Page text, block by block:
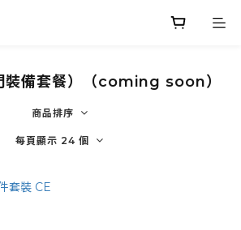
裝備套餐）（coming soon）
商品排序
每頁顯示 24 個